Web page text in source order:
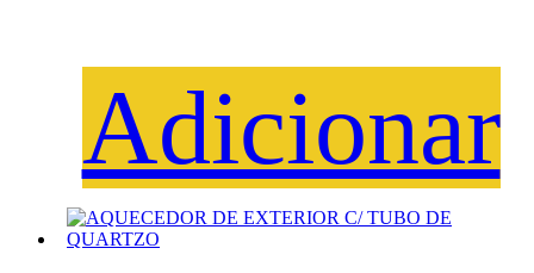
Adicionar